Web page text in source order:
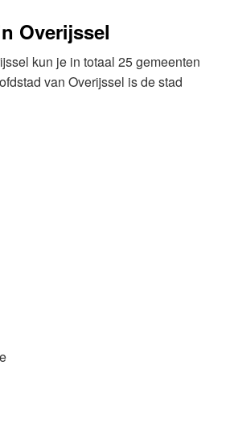
Overijssel
kun je in totaal 25 gemeenten
van Overijssel is de stad